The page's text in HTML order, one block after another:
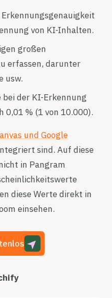
von KI-Inhalten.
großen
erfassen, darunter
usw.
bei der KI-Erkennung
0,01 % (1 von 10.000).
und Google
sind. Auf diese
in Pangram
diese Werte direkt in
einsehen.